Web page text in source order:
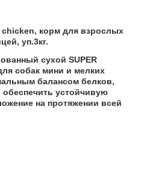
корм для взрослых
уп.3кг.
сухой SUPER
собак мини и мелких
балансом белков,
устойчивую
на протяжении всей